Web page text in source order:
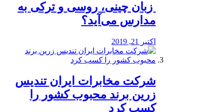
️ زبان چینی، روسی و ترکی به
مدارس می‌آید؟
اکتبر 21, 2019
شرکت مخابرات ایران تندیس
زرین برند محبوب کشور را
کسب کرد